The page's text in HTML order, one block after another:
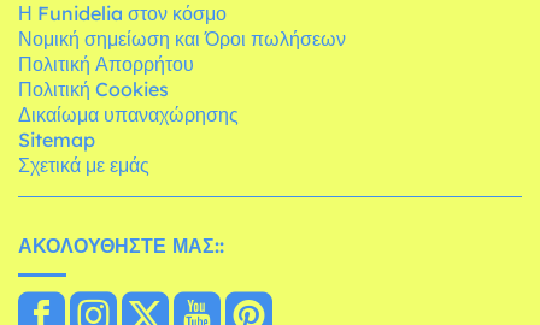
Η Funidelia στον κόσμο
Νομική σημείωση και Όροι πωλήσεων
Πολιτική Απορρήτου
Πολιτική Cookies
Δικαίωμα υπαναχώρησης
Sitemap
Σχετικά με εμάς
ΑΚΟΛΟΥΘΉΣΤΕ ΜΑΣ::